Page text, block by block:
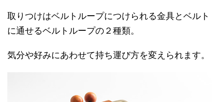
取りつけはベルトループにつけられる金具とベルト
に通せるベルトループの２種類。
気分や好みにあわせて持ち運び方を変えられます。